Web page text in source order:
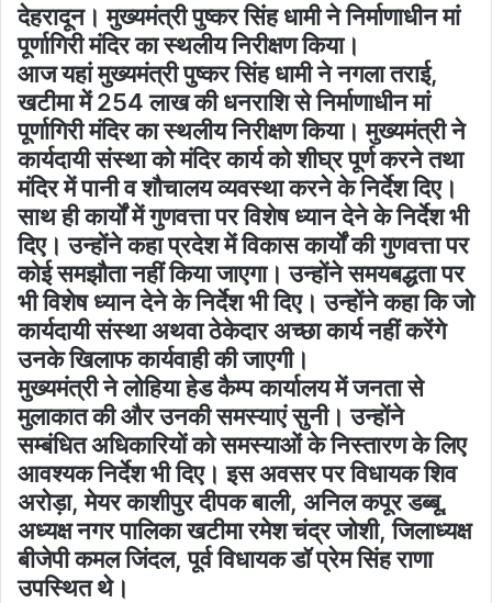
देहरादून। मुख्यमंत्री पुष्कर सिंह धामी ने निर्माणाधीन मां
पूर्णागिरी मंदिर का स्थलीय निरीक्षण किया।
आज यहां मुख्यमंत्री पुष्कर सिंह धामी ने नगला तराई,
खटीमा में 254 लाख की धनराशि से निर्माणाधीन मां
पूर्णागिरी मंदिर का स्थलीय निरीक्षण किया। मुख्यमंत्री ने
कार्यदायी संस्था को मंदिर कार्य को शीघ्र पूर्ण करने तथा
मंदिर में पानी व शौचालय व्यवस्था करने के निर्देश दिए।
साथ ही कार्यों में गुणवत्ता पर विशेष ध्यान देने के निर्देश भी
दिए। उन्होंने कहा प्रदेश में विकास कार्यों की गुणवत्ता पर
कोई समझौता नहीं किया जाएगा। उन्होंने समयबद्धता पर
भी विशेष ध्यान देने के निर्देश भी दिए। उन्होंने कहा कि जो
कार्यदायी संस्था अथवा ठेकेदार अच्छा कार्य नहीं करेंगे
उनके खिलाफ कार्यवाही की जाएगी।
मुख्यमंत्री ने लोहिया हेड कैम्प कार्यालय में जनता से
मुलाकात की और उनकी समस्याएं सुनी। उन्होंने
सम्बंधित अधिकारियों को समस्याओं के निस्तारण के लिए
आवश्यक निर्देश भी दिए। इस अवसर पर विधायक शिव
अरोड़ा, मेयर काशीपुर दीपक बाली, अनिल कपूर डब्बू,
अध्यक्ष नगर पालिका खटीमा रमेश चंद्र जोशी, जिलाध्यक्ष
बीजेपी कमल जिंदल, पूर्व विधायक डॉ प्रेम सिंह राणा
उपस्थित थे।